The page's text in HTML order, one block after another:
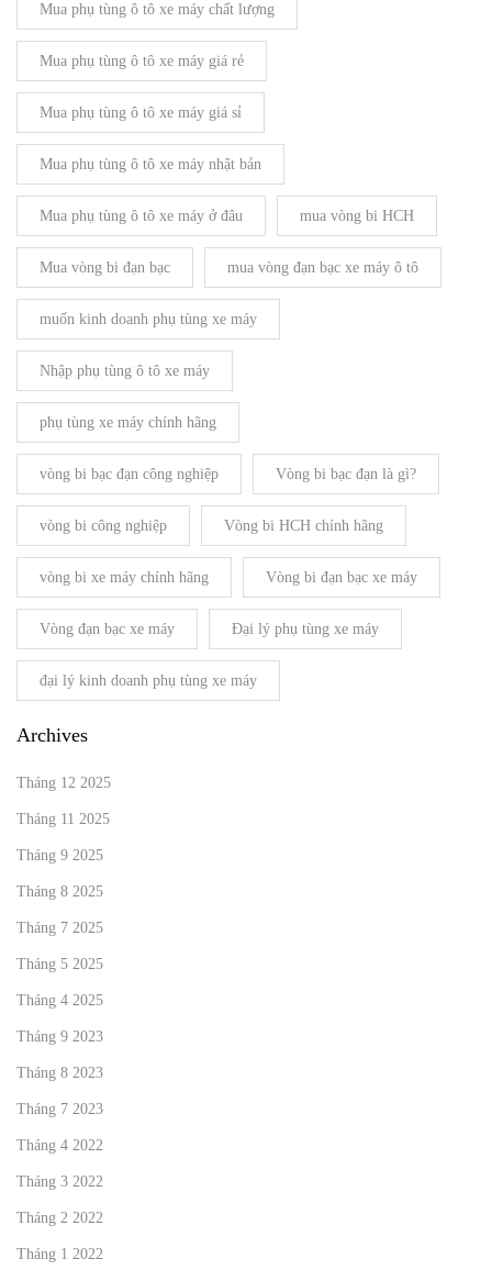
Mua phụ tùng ô tô xe máy chất lượng
Mua phụ tùng ô tô xe máy giá rẻ
Mua phụ tùng ô tô xe máy giá sỉ
Mua phụ tùng ô tô xe máy nhật bản
Mua phụ tùng ô tô xe máy ở đâu mua vòng bi HCH
Mua vòng bi đạn bạc mua vòng đạn bạc xe máy ô tô
muốn kinh doanh phụ tùng xe máy
Nhập phụ tùng ô tô xe máy
phụ tùng xe máy chính hãng
vòng bi bạc đạn công nghiệp Vòng bi bạc đạn là gì?
vòng bi công nghiệp Vòng bi HCH chính hãng
vòng bi xe máy chính hãng Vòng bi đạn bạc xe máy
Vòng đạn bạc xe máy Đại lý phụ tùng xe máy
đại lý kinh doanh phụ tùng xe máy
Archives
Tháng 12 2025
Tháng 11 2025
Tháng 9 2025
Tháng 8 2025
Tháng 7 2025
Tháng 5 2025
Tháng 4 2025
Tháng 9 2023
Tháng 8 2023
Tháng 7 2023
Tháng 4 2022
Tháng 3 2022
Tháng 2 2022
Tháng 1 2022